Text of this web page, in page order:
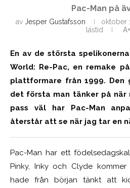
Pac-Man på
av Jesper Gustafsson oktober
lästid
A+
En av de största
World: Re-Pac, en remake
plattformare från 1999. Den
det första man tänker på när
pass väl har Pac-Man
återstår att se när jag tar en
Pac-Man har ett
Pinky, Inky och Clyde
hade från början tänkt att